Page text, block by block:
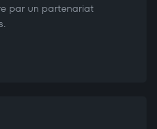
par un partenariat